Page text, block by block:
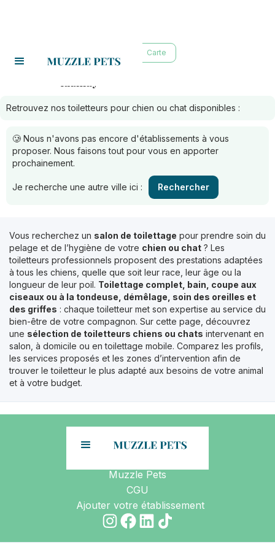
Carte
luzinay
Retrouvez nos toiletteurs pour chien ou chat disponibles :
🥲 Nous n'avons pas encore d'établissements à vous
proposer. Nous faisons tout pour vous en apporter
prochainement.
Je recherche une autre ville ici : Rechercher
Vous recherchez un salon de toilettage pour prendre soin du
pelage et de l’hygiène de votre chien ou chat ? Les
toiletteurs professionnels proposent des prestations adaptées
à tous les chiens, quelle que soit leur race, leur âge ou la
longueur de leur poil. Toilettage complet, bain, coupe aux
ciseaux ou à la tondeuse, démêlage, soin des oreilles et
des griffes : chaque toiletteur met son expertise au service du
bien-être de votre compagnon. Sur cette page, découvrez
une sélection de toiletteurs chiens ou chats intervenant en
salon, à domicile ou en toilettage mobile. Comparez les profils,
les services proposés et les zones d’intervention afin de
trouver le toiletteur le plus adapté aux besoins de votre animal
et à votre budget.
Muzzle Pets
CGU
Ajouter votre établissement